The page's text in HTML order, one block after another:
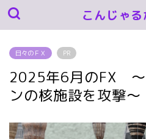
こんじゃ
日々のＦＸ PR
2025年6月のFX ～
ンの核施設を攻撃～